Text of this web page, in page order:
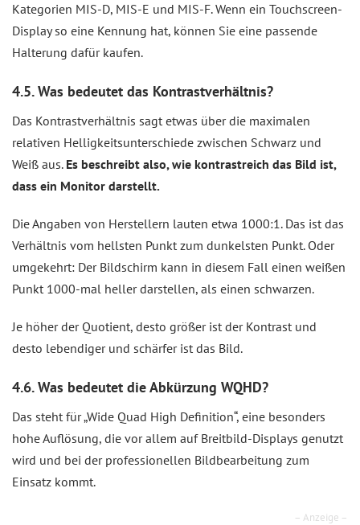
Kategorien MIS-D, MIS-E und MIS-F. Wenn ein Touchscreen-
Display so eine Kennung hat, können Sie eine passende
Halterung dafür kaufen.
4.5. Was bedeutet das Kontrastverhältnis?
Das Kontrastverhältnis sagt etwas über die maximalen
relativen Helligkeitsunterschiede zwischen Schwarz und
Weiß aus. Es beschreibt also, wie kontrastreich das Bild ist,
dass ein Monitor darstellt.
Die Angaben von Herstellern lauten etwa 1000:1. Das ist das
Verhältnis vom hellsten Punkt zum dunkelsten Punkt. Oder
umgekehrt: Der Bildschirm kann in diesem Fall einen weißen
Punkt 1000-mal heller darstellen, als einen schwarzen.
Je höher der Quotient, desto größer ist der Kontrast und
desto lebendiger und schärfer ist das Bild.
4.6. Was bedeutet die Abkürzung WQHD?
Das steht für „Wide Quad High Definition“, eine besonders
hohe Auflösung, die vor allem auf Breitbild-Displays genutzt
wird und bei der professionellen Bildbearbeitung zum
Einsatz kommt.
– Anzeige –